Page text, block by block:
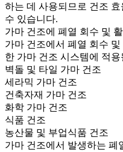
하는 데 사용되므로 건조
수 있습니다.
가마 건조에 폐열 회수 및
가마 건조에서 폐열 회수
한 가마 건조 시스템에 적
벽돌 및 타일 가마 건조
세라믹 가마 건조
건축자재 가마 건조
화학 가마 건조
식품 건조
농산물 및 부업식품 건조
가마 건조에서 발생하는 폐